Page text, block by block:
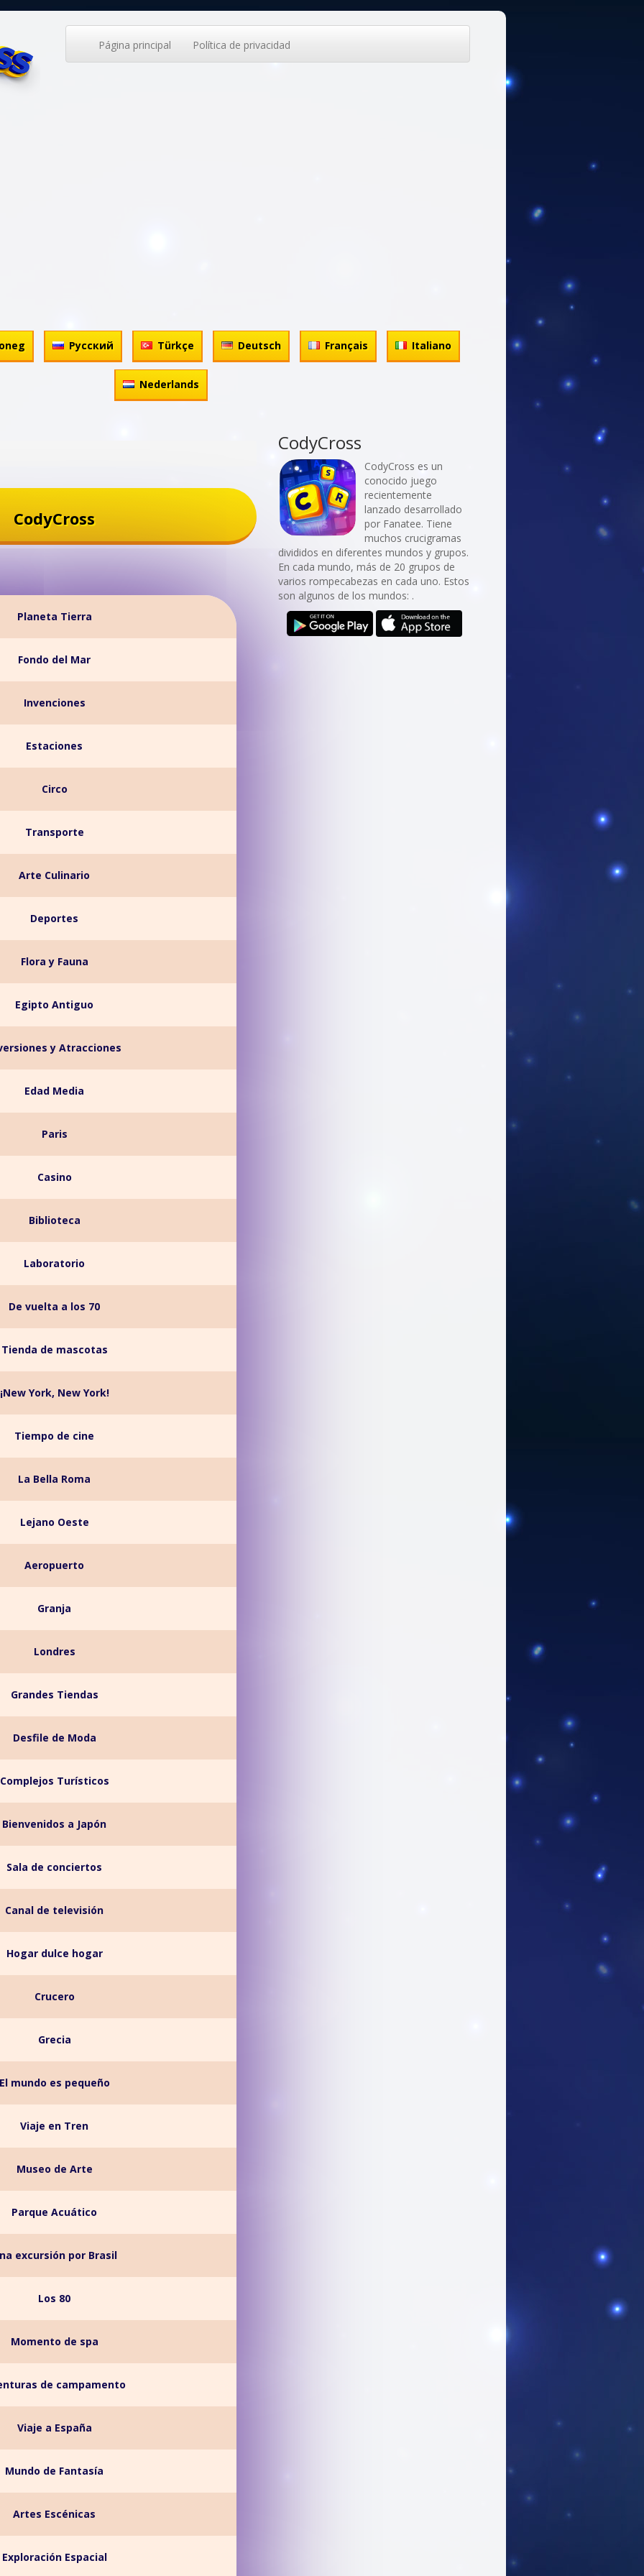
Página principal Política de privacidad
Русский Türkçe Deutsch Français Italiano
Nederlands
CodyCross
Planeta Tierra
Fondo del Mar
Invenciones
Estaciones
Circo
Transporte
Arte Culinario
Deportes
Flora y Fauna
Egipto Antiguo
y Atracciones
Edad Media
Paris
Casino
Biblioteca
Laboratorio
De vuelta a los 70
Tienda de mascotas
¡New York, New York!
Tiempo de cine
La Bella Roma
Lejano Oeste
Aeropuerto
Granja
Londres
Grandes Tiendas
Desfile de Moda
Complejos Turísticos
Bienvenidos a Japón
Sala de conciertos
Canal de televisión
Hogar dulce hogar
Crucero
Grecia
mundo es pequeño
Viaje en Tren
Museo de Arte
Parque Acuático
excursión por Brasil
Los 80
Momento de spa
de campamento
Viaje a España
Mundo de Fantasía
Artes Escénicas
Exploración Espacial
CodyCross
CodyCross es un
conocido juego
recientemente
lanzado desarrollado
por Fanatee. Tiene
muchos crucigramas
divididos en diferentes mundos y grupos.
En cada mundo, más de 20 grupos de
varios rompecabezas en cada uno. Estos
son algunos de los mundos: .